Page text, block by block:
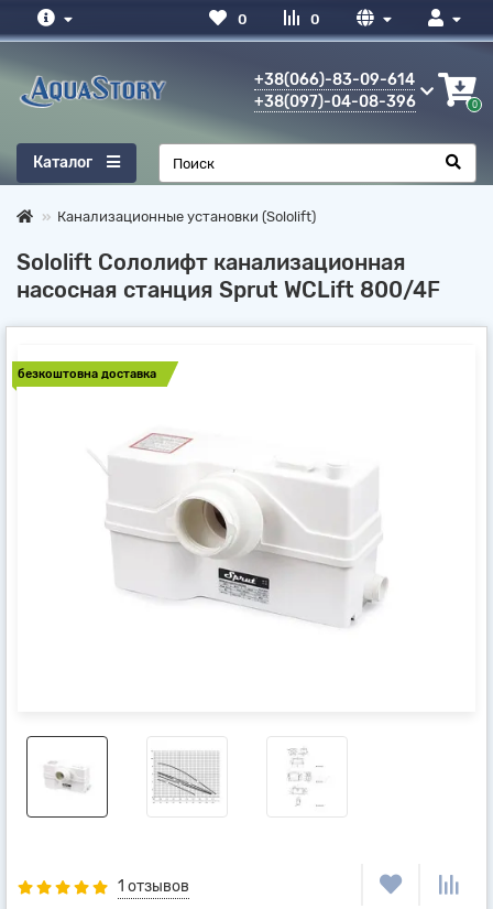
0
0
+38(066)-83-09-614
+38(097)-04-08-396
0
Каталог
Канализационные установки (Sololift)
Sololift Сололифт канализационная
насосная станция Sprut WCLift 800/4F
безкоштовна доставка
1 отзывов